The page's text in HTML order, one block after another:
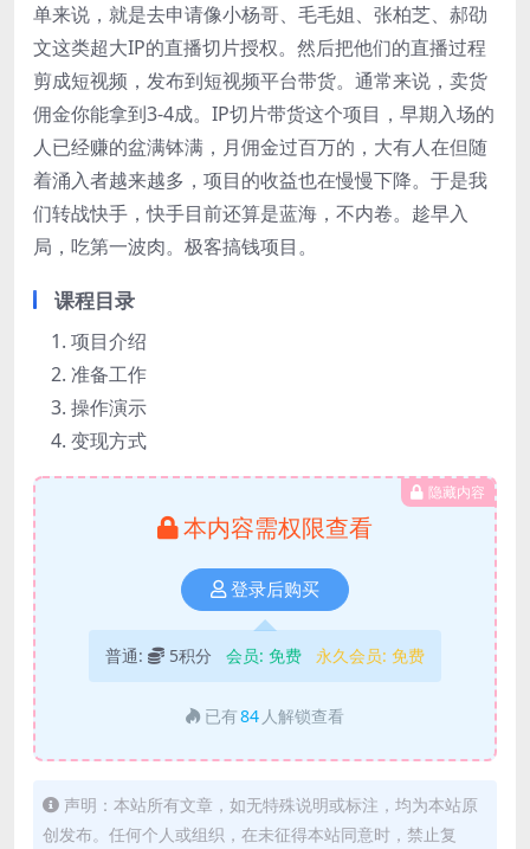
单来说，就是去申请像小杨哥、毛毛姐、张柏芝、郝劭
文这类超大IP的直播切片授权。然后把他们的直播过程
剪成短视频，发布到短视频平台带货。通常来说，卖货
佣金你能拿到3-4成。IP切片带货这个项目，早期入场的
人已经赚的盆满钵满，月佣金过百万的，大有人在但随
着涌入者越来越多，项目的收益也在慢慢下降。于是我
们转战快手，快手目前还算是蓝海，不内卷。趁早入
局，吃第一波肉。极客搞钱项目。
课程目录
项目介绍
准备工作
操作演示
变现方式
隐藏内容
本内容需权限查看
登录后购买
普通: 5积分 会员: 免费 永久会员: 免费
已有84 人解锁查看
声明：本站所有文章，如无特殊说明或标注，均为本站原
创发布。任何个人或组织，在未征得本站同意时，禁止复